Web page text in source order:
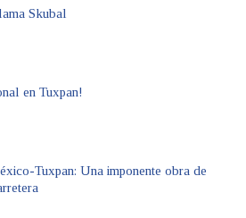
Skubal
en Tuxpan!
Tuxpan: Una imponente obra de